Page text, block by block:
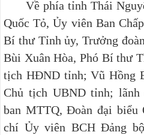
Về phía tỉnh Thái
Quốc Tỏ, Ủy viên Ban
Bí thư Tỉnh ủy, Trưởng
Bùi Xuân Hòa, Phó Bí thư
tịch HĐND tỉnh; Vũ Hồng
Chủ tịch UBND tỉnh;
ban MTTQ, Đoàn đại biểu
chí Ủy viên BCH Đảng